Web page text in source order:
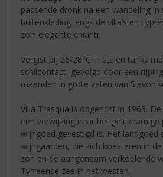
passende dronk na een wandeling in
buitenkleding langs de villa’s en
zo’n elegante chianti.
Vergist bij 26-28°C in stalen tanks
schilcontact, gevolgd door een
maanden in grote vaten van
Villa Trasqua is opgericht in 1965.
een verwijzing naar het
wijngoed gevestigd is. Het landgoed
wijngaarden, die zich koesteren in
zon en de aangenaam verkoelende
Tyrreense zee in het westen.